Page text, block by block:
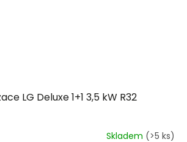
LG Deluxe 1+1 3,5 kW R32
Skladem (>5 ks)